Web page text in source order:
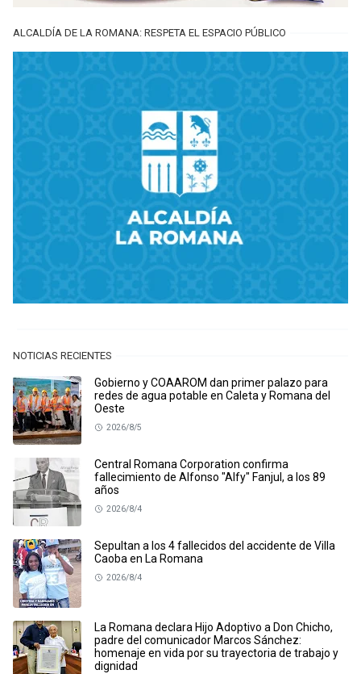
ALCALDÍA DE LA ROMANA: RESPETA EL ESPACIO PÚBLICO
NOTICIAS RECIENTES
Gobierno y COAAROM dan primer palazo para
redes de agua potable en Caleta y Romana del
Oeste
2026/8/5
Central Romana Corporation confirma
fallecimiento de Alfonso "Alfy" Fanjul, a los 89
años
2026/8/4
Sepultan a los 4 fallecidos del accidente de Villa
Caoba en La Romana
2026/8/4
La Romana declara Hijo Adoptivo a Don Chicho,
padre del comunicador Marcos Sánchez:
homenaje en vida por su trayectoria de trabajo y
dignidad